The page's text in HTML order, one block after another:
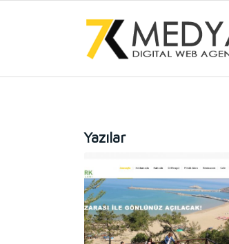
Yazılar